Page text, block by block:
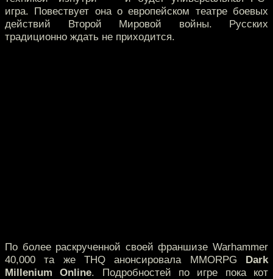
игра. Повествует она о европейском театре боевых
действий Второй Мировой войны. Русских
традиционно ждать не приходится.
По более раскрученной своей франшизе Warhammer
40,000 та же THQ анонсировала MMORPG Dark
Millenium Online. Подробностей по игре пока кот